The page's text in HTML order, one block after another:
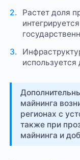
Растет доля
майнинга
регионах с
также при
майнинга и